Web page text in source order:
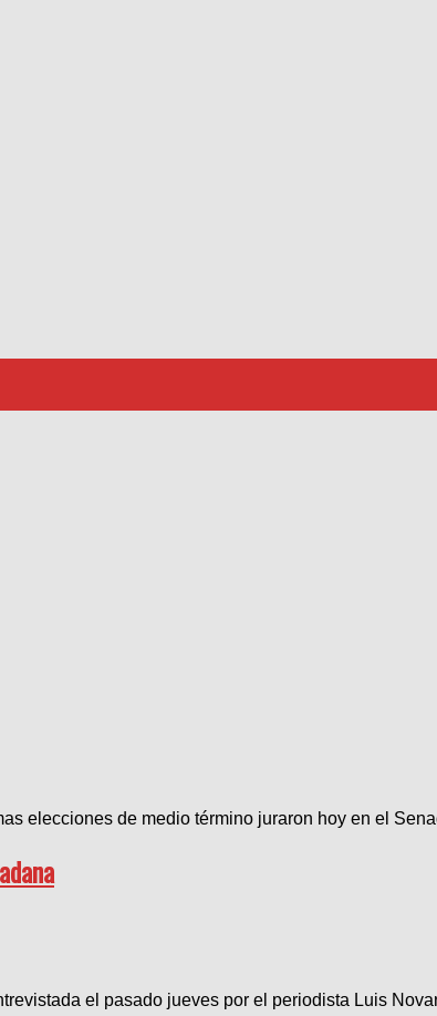
elecciones de medio término juraron hoy en el
el pasado jueves por el periodista Luis